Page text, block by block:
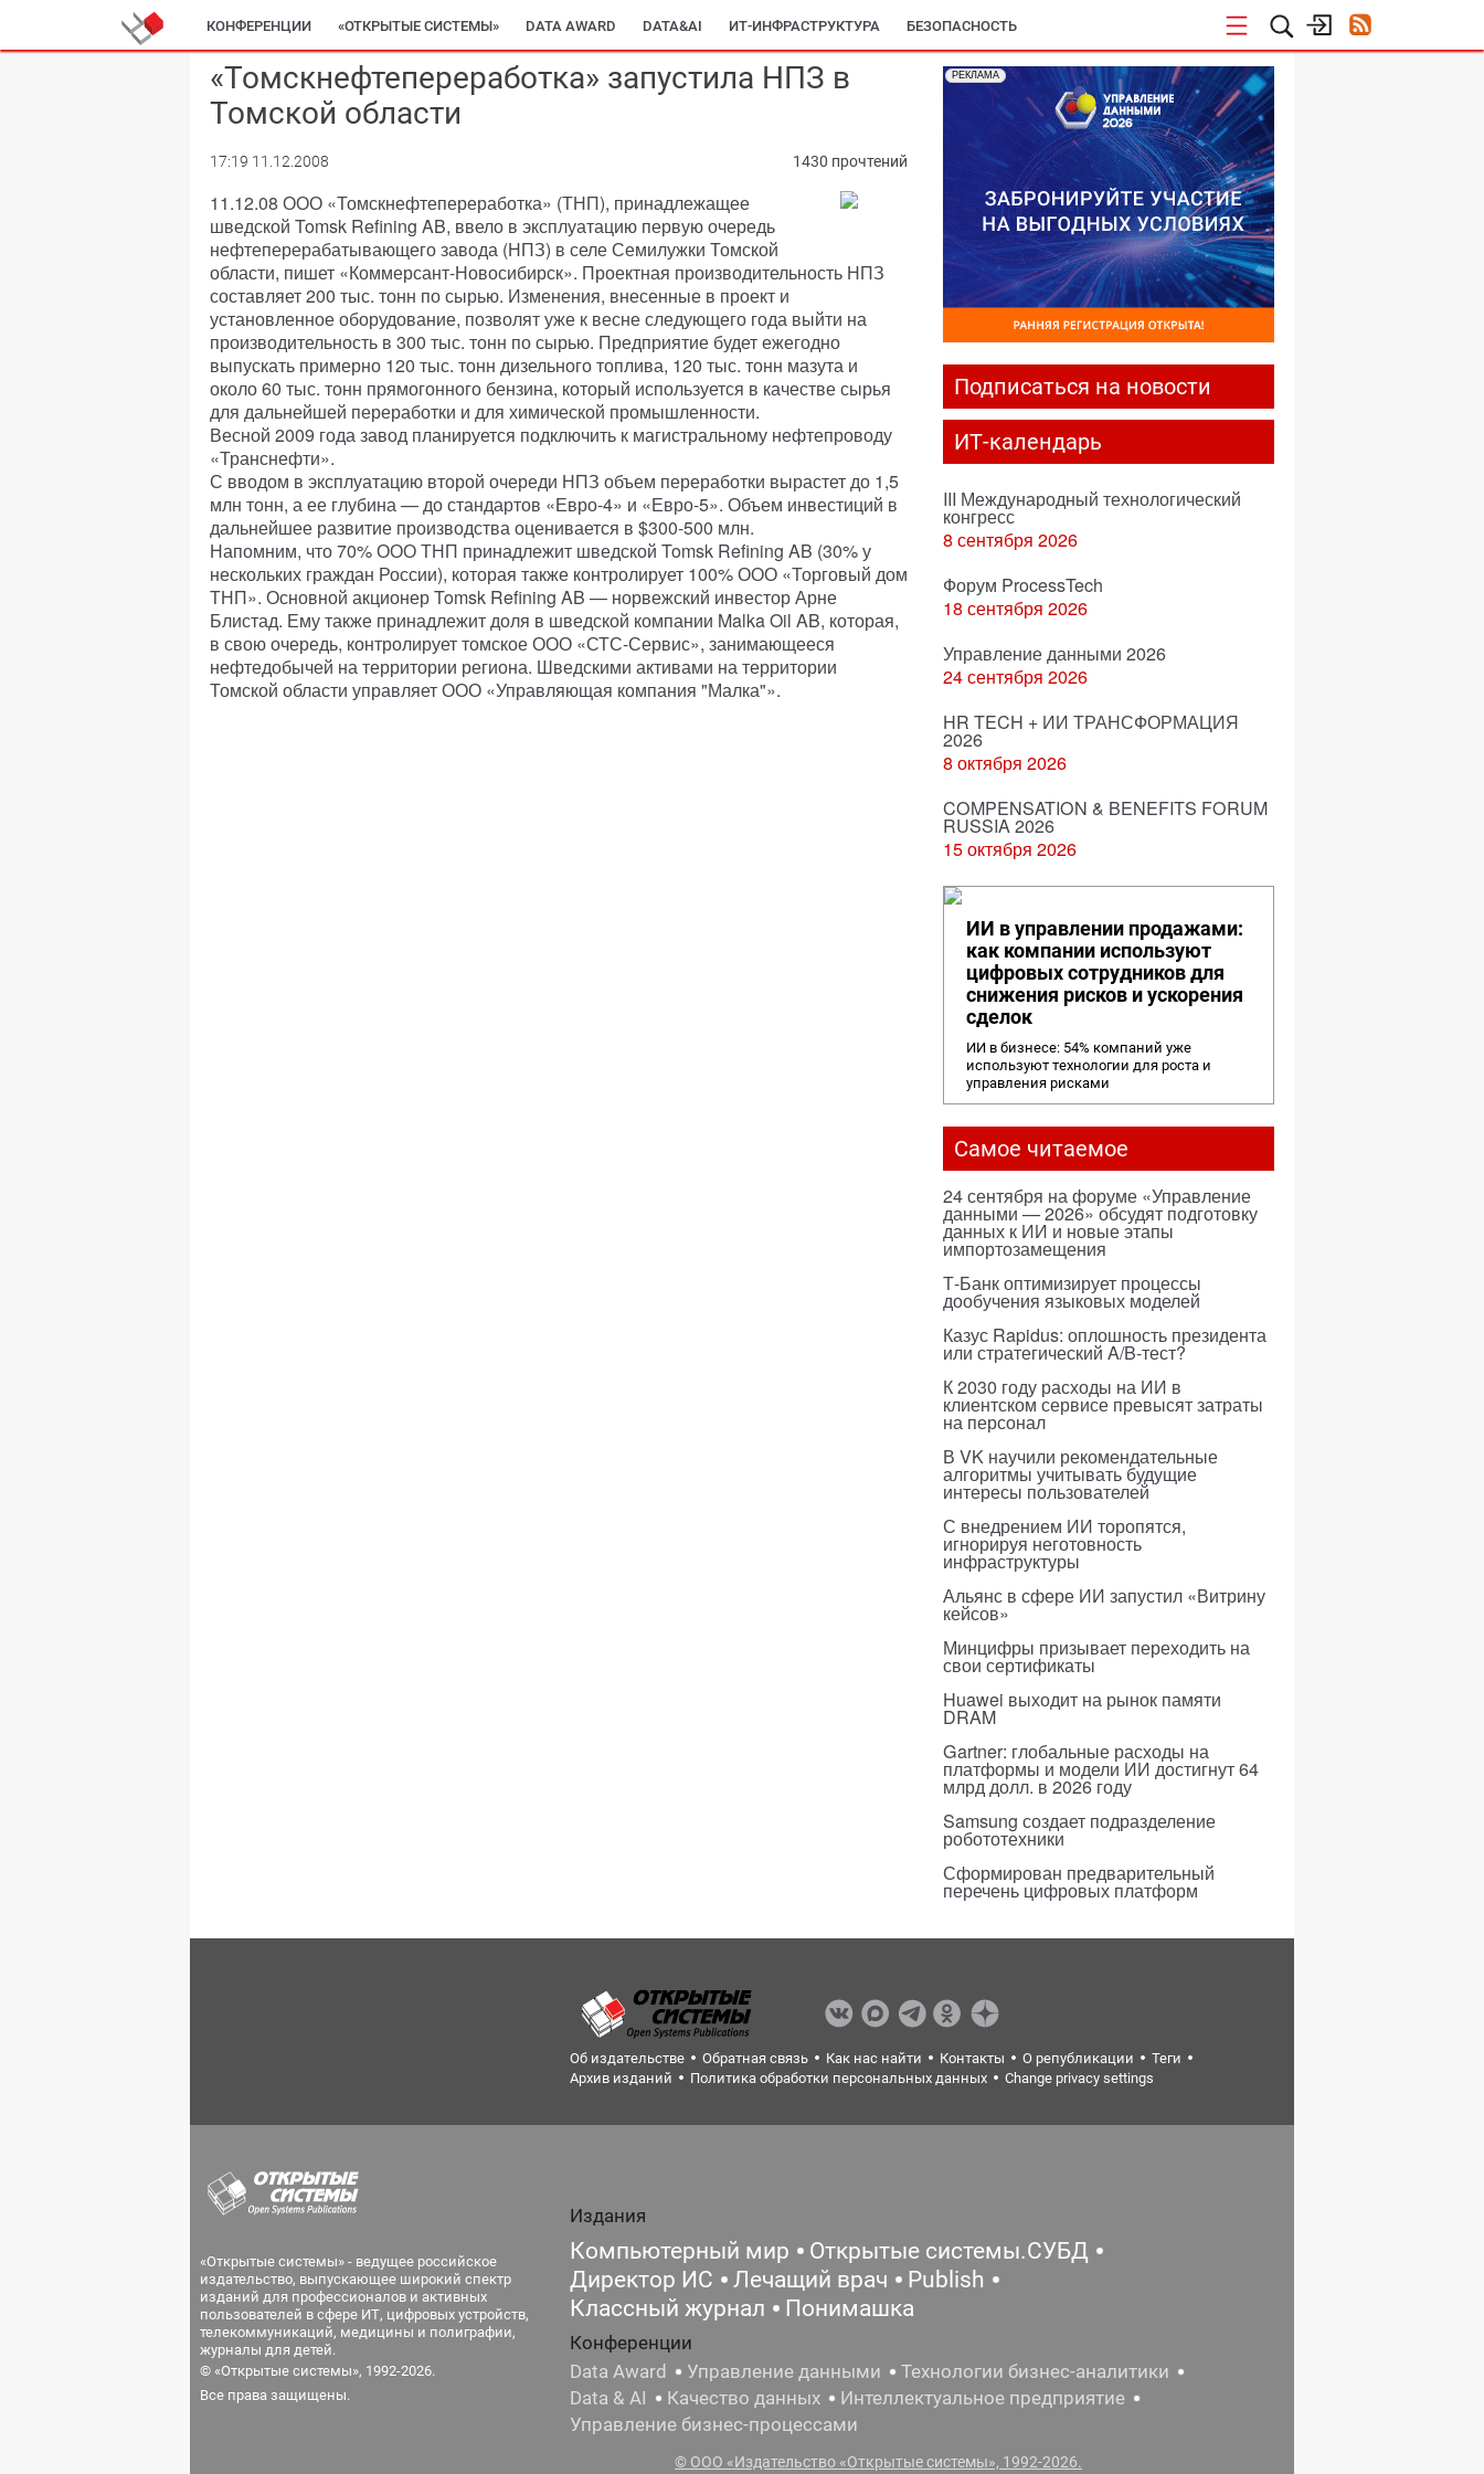
КОНФЕРЕНЦИИ «ОТКРЫТЫЕ СИСТЕМЫ» DATA AWARD DATA&AI ИТ-ИНФРАСТРУКТУРА БЕЗОПАСНОСТЬ
«Томскнефтепереработка» запустила НПЗ в
Томской области
17:19 11.12.2008 1430 прочтений
11.12.08 ООО «Томскнефтепереработка» (ТНП), принадлежащее
шведской Tomsk Refining AB, ввело в эксплуатацию первую очередь
нефтеперерабатывающего завода (НПЗ) в селе Семилужки Томской
области, пишет «Коммерсант-Новосибирск». Проектная производительность НПЗ
составляет 200 тыс. тонн по сырью. Изменения, внесенные в проект и
установленное оборудование, позволят уже к весне следующего года выйти на
производительность в 300 тыс. тонн по сырью. Предприятие будет ежегодно
выпускать примерно 120 тыс. тонн дизельного топлива, 120 тыс. тонн мазута и
около 60 тыс. тонн прямогонного бензина, который используется в качестве сырья
для дальнейшей переработки и для химической промышленности.
Весной 2009 года завод планируется подключить к магистральному нефтепроводу
«Транснефти».
С вводом в эксплуатацию второй очереди НПЗ объем переработки вырастет до 1,5
млн тонн, а ее глубина — до стандартов «Евро-4» и «Евро-5». Объем инвестиций в
дальнейшее развитие производства оценивается в $300-500 млн.
Напомним, что 70% ООО ТНП принадлежит шведской Tomsk Refining AB (30% у
нескольких граждан России), которая также контролирует 100% ООО «Торговый дом
ТНП». Основной акционер Tomsk Refining AB — норвежский инвестор Арне
Блистад. Ему также принадлежит доля в шведской компании Malka Oil AB, которая,
в свою очередь, контролирует томское ООО «СТС-Сервис», занимающееся
нефтедобычей на территории региона. Шведскими активами на территории
Томской области управляет ООО «Управляющая компания "Малка"».
РЕКЛАМА
Подписаться на новости
ИТ-календарь
III Международный технологический
конгресс
8 сентября 2026
Форум ProcessTech
18 сентября 2026
Управление данными 2026
24 сентября 2026
HR TECH + ИИ ТРАНСФОРМАЦИЯ
2026
8 октября 2026
COMPENSATION & BENEFITS FORUM
RUSSIA 2026
15 октября 2026
ИИ в управлении продажами:
как компании используют
цифровых сотрудников для
снижения рисков и ускорения
сделок
ИИ в бизнесе: 54% компаний уже
используют технологии для роста и
управления рисками
Самое читаемое
24 сентября на форуме «Управление
данными — 2026» обсудят подготовку
данных к ИИ и новые этапы
импортозамещения
Т-Банк оптимизирует процессы
дообучения языковых моделей
Казус Rapidus: оплошность президента
или стратегический A/B-тест?
К 2030 году расходы на ИИ в
клиентском сервисе превысят затраты
на персонал
В VK научили рекомендательные
алгоритмы учитывать будущие
интересы пользователей
С внедрением ИИ торопятся,
игнорируя неготовность
инфраструктуры
Альянс в сфере ИИ запустил «Витрину
кейсов»
Минцифры призывает переходить на
свои сертификаты
Huawei выходит на рынок памяти
DRAM
Gartner: глобальные расходы на
платформы и модели ИИ достигнут 64
млрд долл. в 2026 году
Samsung создает подразделение
робототехники
Сформирован предварительный
перечень цифровых платформ
Об издательстве Обратная связь Как нас найти Контакты О републикации
Теги
Архив изданий
Политика обработки персональных данных Change privacy settings
«Открытые системы» - ведущее российское
издательство, выпускающее широкий спектр
изданий для профессионалов и активных
пользователей в сфере ИТ, цифровых устройств,
телекоммуникаций, медицины и полиграфии,
журналы для детей.
© «Открытые системы», 1992-2026.
Все права защищены.
Издания
Компьютерный мир
Открытые системы.СУБД
Директор ИС
Лечащий врач
Publish
Классный журнал
Понимашка
Конференции
Data Award
Управление данными
Технологии бизнес-аналитики
Data & AI
Качество данных
Интеллектуальное предприятие
Управление бизнес-процессами
© ООО «Издательство «Открытые системы», 1992-2026.